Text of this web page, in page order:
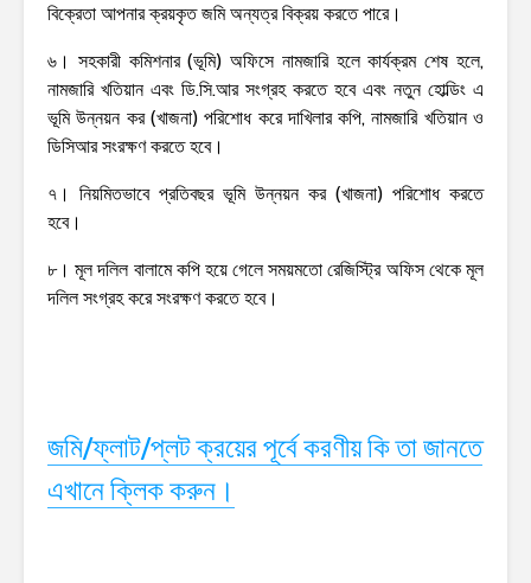
বিক্রেতা আপনার ক্রয়কৃত জমি অন্যত্র বিক্রয় করতে পারে।
৬। সহকারী কমিশনার (ভূমি) অফিসে নামজারি হলে কার্যক্রম শেষ হলে,
নামজারি খতিয়ান এবং ডি.সি.আর সংগ্রহ করতে হবে এবং নতুন হোল্ডিং এ
ভূমি উন্নয়ন কর (খাজনা) পরিশোধ করে দাখিলার কপি, নামজারি খতিয়ান ও
ডিসিআর সংরক্ষণ করতে হবে।
৭। নিয়মিতভাবে প্রতিবছর ভূমি উন্নয়ন কর (খাজনা) পরিশোধ করতে
হবে।
৮। মূল দলিল বালামে কপি হয়ে গেলে সময়মতো রেজিস্ট্রি অফিস থেকে মূল
দলিল সংগ্রহ করে সংরক্ষণ করতে হবে।
জমি/ফ্লাট/প্লট ক্রয়ের পূর্বে করণীয় কি তা জানতে
এখানে ক্লিক করুন।